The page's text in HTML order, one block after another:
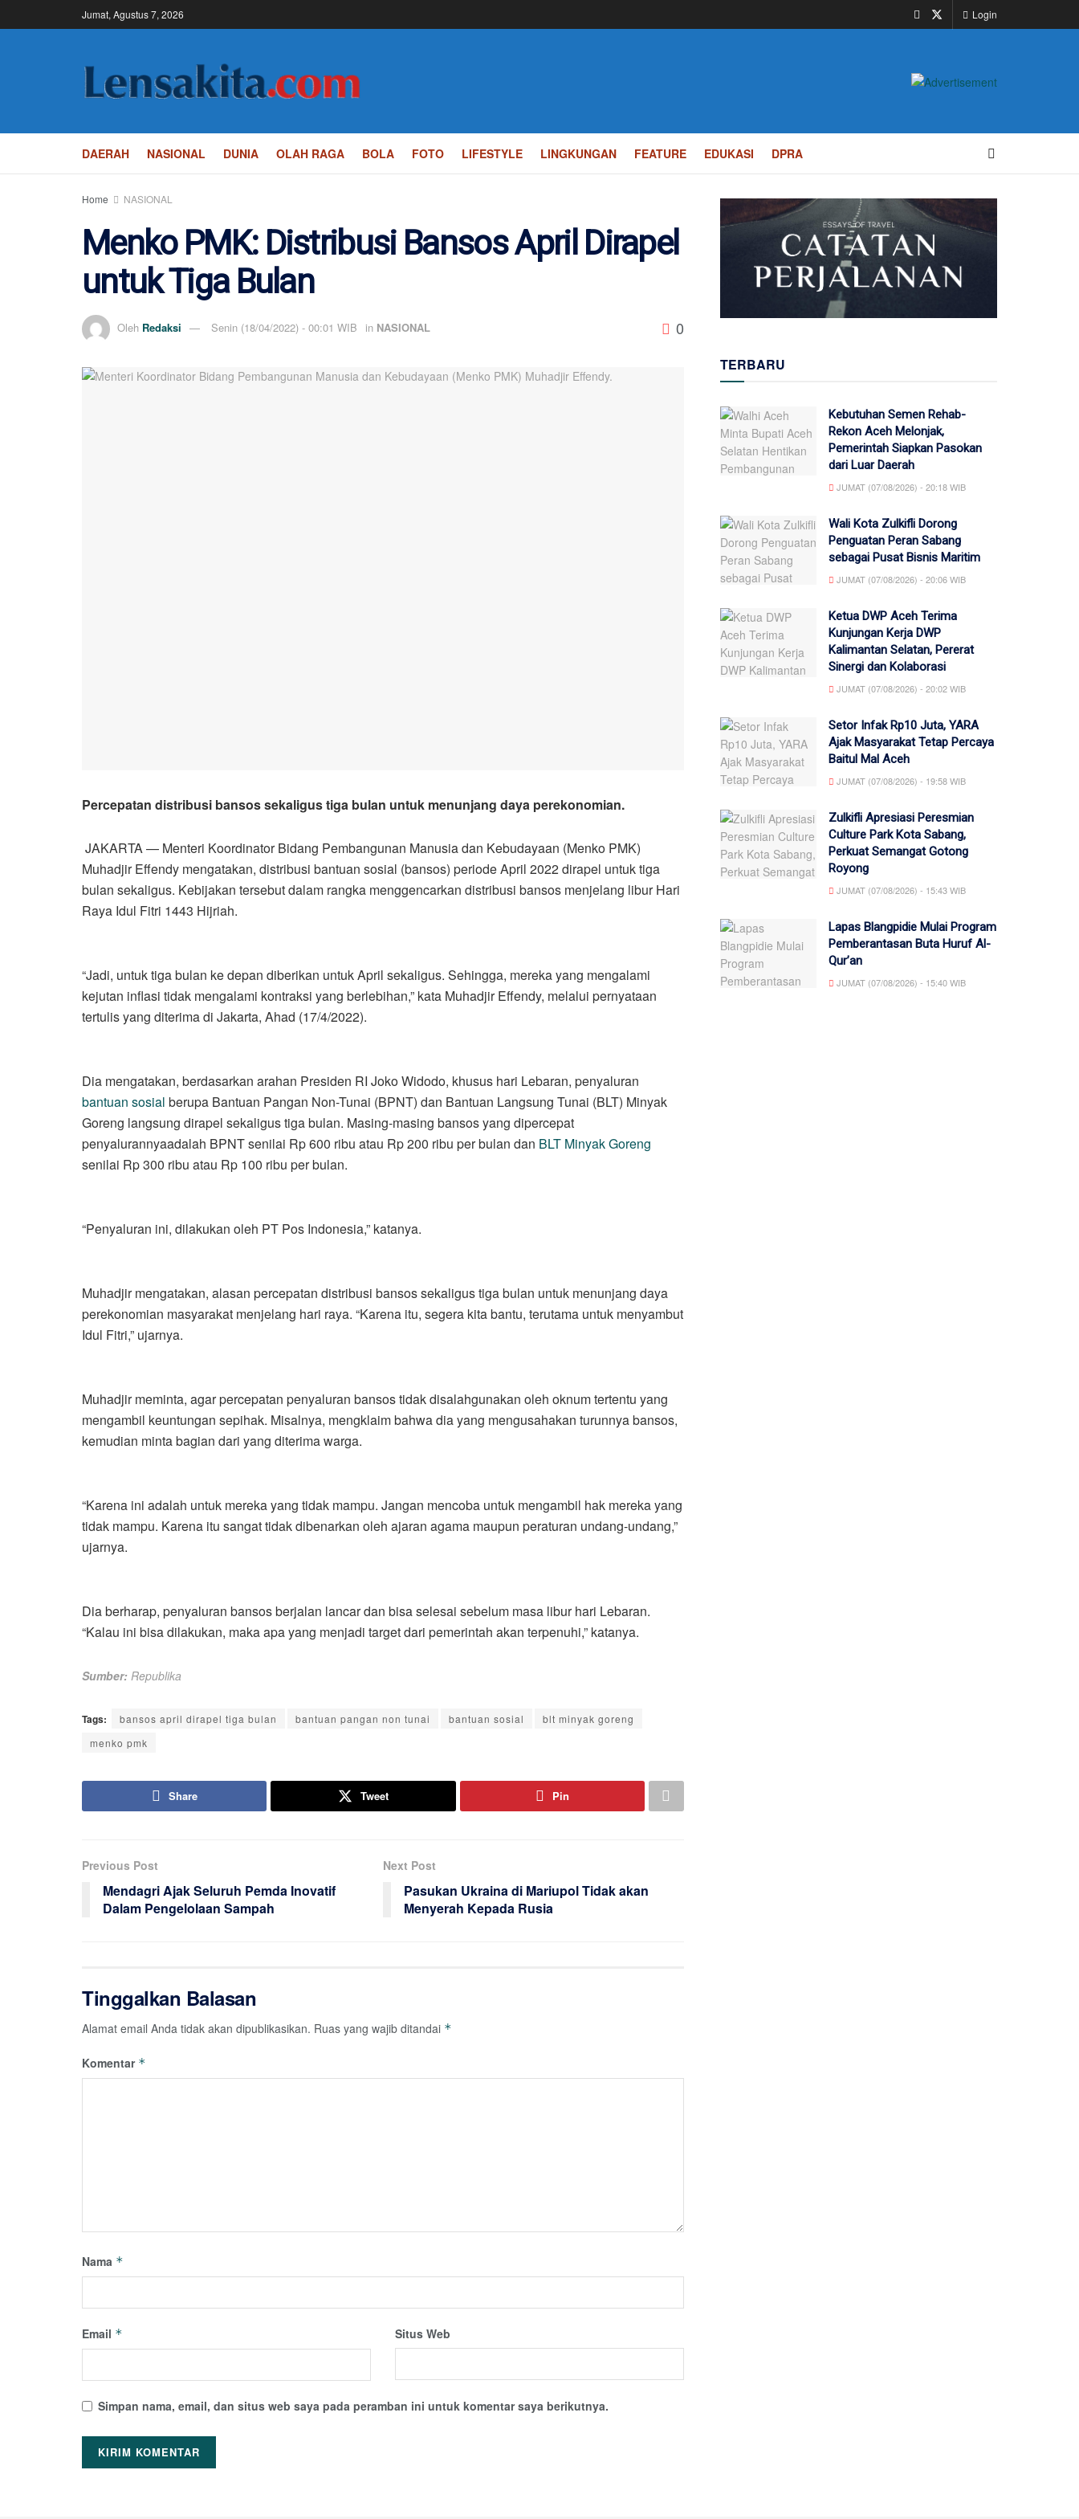
Jumat, Agustus 7, 2026 Login
DAERAH NASIONAL DUNIA OLAH RAGA BOLA FOTO LIFESTYLE LINGKUNGAN FEATURE EDUKASI DPRA
Home NASIONAL
Menko PMK: Distribusi Bansos April Dirapel
untuk Tiga Bulan
Oleh Redaksi Senin (18/04/2022) - 00:01 WIB in NASIONAL 0
Percepatan distribusi bansos sekaligus tiga bulan untuk menunjang daya perekonomian.
JAKARTA — Menteri Koordinator Bidang Pembangunan Manusia dan Kebudayaan (Menko PMK)
Muhadjir Effendy mengatakan, distribusi bantuan sosial (bansos) periode April 2022 dirapel untuk tiga
bulan sekaligus. Kebijakan tersebut dalam rangka menggencarkan distribusi bansos menjelang libur Hari
Raya Idul Fitri 1443 Hijriah.
“Jadi, untuk tiga bulan ke depan diberikan untuk April sekaligus. Sehingga, mereka yang mengalami
kejutan inflasi tidak mengalami kontraksi yang berlebihan,” kata Muhadjir Effendy, melalui pernyataan
tertulis yang diterima di Jakarta, Ahad (17/4/2022).
Dia mengatakan, berdasarkan arahan Presiden RI Joko Widodo, khusus hari Lebaran, penyaluran
bantuan sosial berupa Bantuan Pangan Non-Tunai (BPNT) dan Bantuan Langsung Tunai (BLT) Minyak
Goreng langsung dirapel sekaligus tiga bulan. Masing-masing bansos yang dipercepat
penyalurannyaadalah BPNT senilai Rp 600 ribu atau Rp 200 ribu per bulan dan BLT Minyak Goreng
senilai Rp 300 ribu atau Rp 100 ribu per bulan.
“Penyaluran ini, dilakukan oleh PT Pos Indonesia,” katanya.
Muhadjir mengatakan, alasan percepatan distribusi bansos sekaligus tiga bulan untuk menunjang daya
perekonomian masyarakat menjelang hari raya. “Karena itu, segera kita bantu, terutama untuk menyambut
Idul Fitri,” ujarnya.
Muhadjir meminta, agar percepatan penyaluran bansos tidak disalahgunakan oleh oknum tertentu yang
mengambil keuntungan sepihak. Misalnya, mengklaim bahwa dia yang mengusahakan turunnya bansos,
kemudian minta bagian dari yang diterima warga.
“Karena ini adalah untuk mereka yang tidak mampu. Jangan mencoba untuk mengambil hak mereka yang
tidak mampu. Karena itu sangat tidak dibenarkan oleh ajaran agama maupun peraturan undang-undang,”
ujarnya.
Dia berharap, penyaluran bansos berjalan lancar dan bisa selesai sebelum masa libur hari Lebaran.
“Kalau ini bisa dilakukan, maka apa yang menjadi target dari pemerintah akan terpenuhi,” katanya.
Sumber: Republika
Tags: bansos april dirapel tiga bulan bantuan pangan non tunai bantuan sosial
blt minyak goreng
menko pmk
Share Tweet Pin
Previous Post
Mendagri Ajak Seluruh Pemda Inovatif
Dalam Pengelolaan Sampah
Next Post
Pasukan Ukraina di Mariupol Tidak akan
Menyerah Kepada Rusia
Tinggalkan Balasan
Alamat email Anda tidak akan dipublikasikan. Ruas yang wajib ditandai *
Komentar *
Nama *
Email * Situs Web
Simpan nama, email, dan situs web saya pada peramban ini untuk komentar saya berikutnya.
TERBARU
Kebutuhan Semen Rehab-
Rekon Aceh Melonjak,
Pemerintah Siapkan Pasokan
dari Luar Daerah
JUMAT (07/08/2026) - 20:18 WIB
Wali Kota Zulkifli Dorong
Penguatan Peran Sabang
sebagai Pusat Bisnis Maritim
JUMAT (07/08/2026) - 20:06 WIB
Ketua DWP Aceh Terima
Kunjungan Kerja DWP
Kalimantan Selatan, Pererat
Sinergi dan Kolaborasi
JUMAT (07/08/2026) - 20:02 WIB
Setor Infak Rp10 Juta, YARA
Ajak Masyarakat Tetap Percaya
Baitul Mal Aceh
JUMAT (07/08/2026) - 19:58 WIB
Zulkifli Apresiasi Peresmian
Culture Park Kota Sabang,
Perkuat Semangat Gotong
Royong
JUMAT (07/08/2026) - 15:43 WIB
Lapas Blangpidie Mulai Program
Pemberantasan Buta Huruf Al-
Qur’an
JUMAT (07/08/2026) - 15:40 WIB